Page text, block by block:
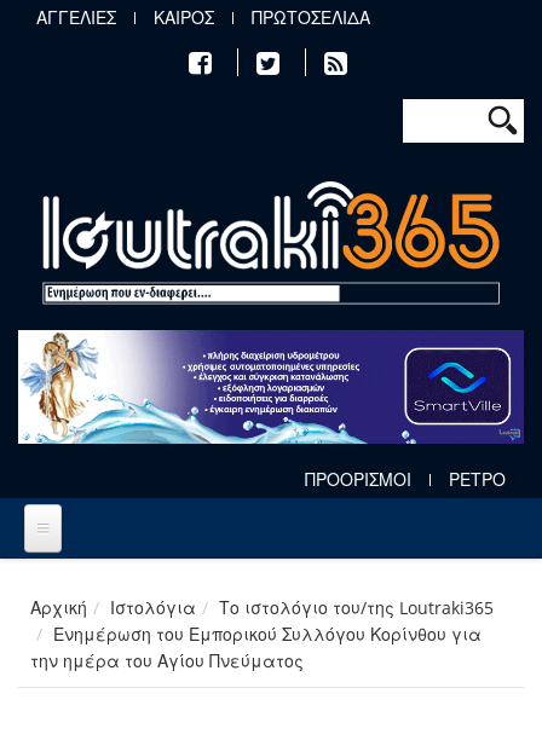
Παράκαμψη προς το κυρίως περιεχόμενο
ΑΓΓΕΛΙΕΣ ΚΑΙΡΟΣ ΠΡΩΤΟΣΕΛΙΔΑ
Φόρμα
Αναζήτηση
ΠΡΟΟΡΙΣΜΟΙ ΡΕΤΡΟ
Αρχική Ιστολόγια
Το ιστολόγιο του/της Loutraki365
Ενημέρωση του Εμπορικού Συλλόγου Κορίνθου για
την ημέρα του Αγίου Πνεύματος